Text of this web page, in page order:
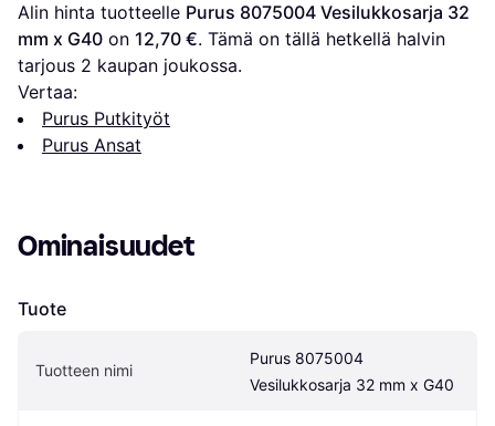
Alin hinta tuotteelle Purus 8075004 Vesilukkosarja 32
mm x G40 on 12,70 €. Tämä on tällä hetkellä halvin
tarjous 2 kaupan joukossa.
Vertaa:
Purus Putkityöt
Purus Ansat
Ominaisuudet
Tuote
Tuotteen nimi
Purus 8075004
Vesilukkosarja 32 mm x G40